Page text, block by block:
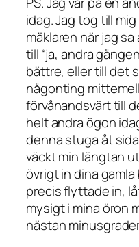
idag. Jag tog till
mäklaren när jag
till “ja, andra
bättre, eller till det
någonting
förvånandsvärt till
helt andra ögon
denna stuga åt
väckt min längtan
övrigt in dina
precis flyttade in,
mysigt i mina öron
nästan